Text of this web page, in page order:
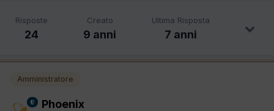
Risposte
24
Creato
9 anni
Ultima Risposta
7 anni
Amministratore
Phoenix